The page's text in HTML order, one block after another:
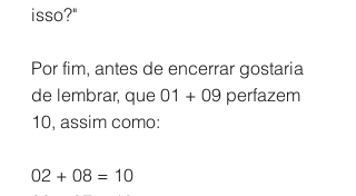
isso?"
Por fim, antes de encerrar gostaria
de lembrar, que 01 + 09 perfazem
10, assim como:
02 + 08 = 10